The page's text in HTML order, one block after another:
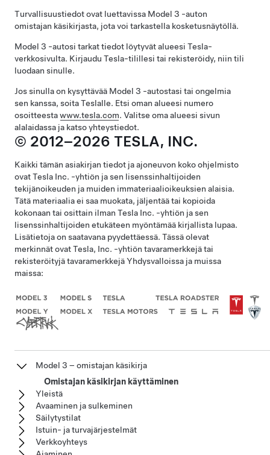
Turvallisuustiedot ovat luettavissa Model 3 -auton
omistajan käsikirjasta, jota voi tarkastella kosketusnäytöllä.
Model 3 -autosi tarkat tiedot löytyvät alueesi Tesla-
verkkosivulta. Kirjaudu Tesla-tilillesi tai rekisteröidy, niin tili
luodaan sinulle.
Jos sinulla on kysyttävää Model 3 -autostasi tai ongelmia
sen kanssa, soita Teslalle. Etsi oman alueesi numero
osoitteestawww.tesla.com. Valitse oma alueesi sivun
alalaidassa ja katso yhteystiedot.
© 2012–2026 TESLA, INC.
Kaikki tämän asiakirjan tiedot ja ajoneuvon koko ohjelmisto
ovat Tesla Inc. -yhtiön ja sen lisenssinhaltijoiden
tekijänoikeuden ja muiden immateriaalioikeuksien alaisia.
Tätä materiaalia ei saa muokata, jäljentää tai kopioida
kokonaan tai osittain ilman Tesla Inc. -yhtiön ja sen
lisenssinhaltijoiden etukäteen myöntämää kirjallista lupaa.
Lisätietoja on saatavana pyydettäessä. Tässä olevat
merkinnät ovat Tesla, Inc. -yhtiön tavaramerkkejä tai
rekisteröityjä tavaramerkkejä Yhdysvalloissa ja muissa
maissa:
Model 3 – omistajan käsikirja
Omistajan käsikirjan käyttäminen
Yleistä
Avaaminen ja sulkeminen
Säilytystilat
Istuin- ja turvajärjestelmät
Verkkoyhteys